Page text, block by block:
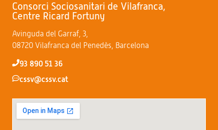
Consorci Sociosanitari de Vilafranca,
Centre Ricard Fortuny
Avinguda del Garraf, 3,
08720 Vilafranca del Penedès, Barcelona
93 890 51 36
cssv@cssv.cat